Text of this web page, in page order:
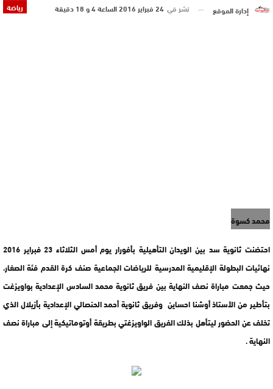
رياضة إدارة الموقع نشر في 24 فبراير 2016 الساعة 4 و 18 دقيقة
محمد كسوة
احتضنت ثانوية سد بين الويدان التأهيلية بأفورار يوم أمس الثلاثاء 23 فبراير 2016
نهائيات البطولة الإقليمية المدرسية للرياضات الجماعية صنف كرة القدم فئة الصغار،
حيث جمعت مباراة نصف النهاية بين فريق ثانوية محمد السادس الإعدادية بواويزغت
بتأطير من الأستاذ أوشنا احساين وفريق ثانوية أحمد الحنصالي الإعدادية بأزيلال الذي
تخلف عن الحضور ليتأهل بذلك الفريق الواويزغتي بطريقة أوتوماتيكية إلى مباراة نصف
النهاية .